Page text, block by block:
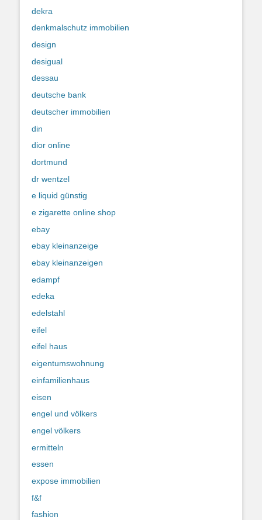
dekra
denkmalschutz immobilien
design
desigual
dessau
deutsche bank
deutscher immobilien
din
dior online
dortmund
dr wentzel
e liquid günstig
e zigarette online shop
ebay
ebay kleinanzeige
ebay kleinanzeigen
edampf
edeka
edelstahl
eifel
eifel haus
eigentumswohnung
einfamilienhaus
eisen
engel und völkers
engel völkers
ermitteln
essen
expose immobilien
f&f
fashion